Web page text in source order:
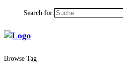
Search for:
Browse Tag